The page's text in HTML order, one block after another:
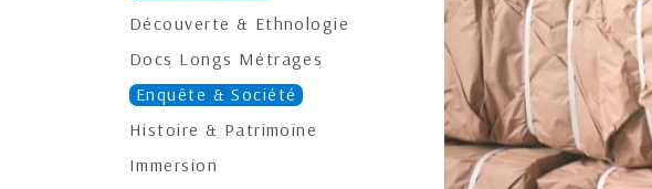
Découverte & Ethnologie
Docs Longs Métrages
Enquête & Société
Histoire & Patrimoine
Immersion